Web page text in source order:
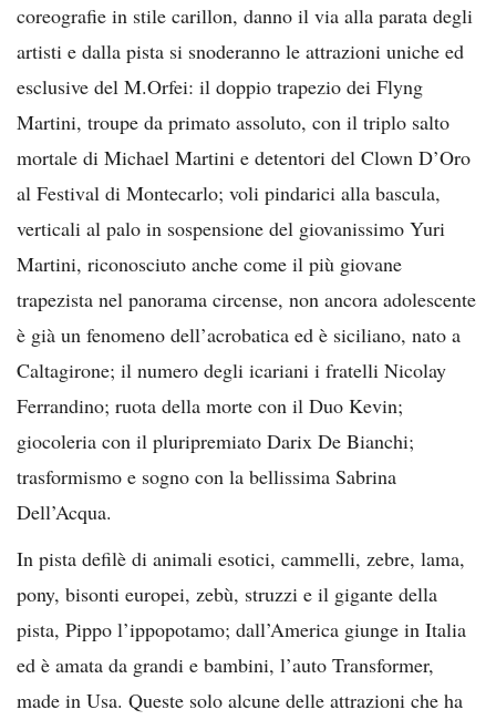
coreografie in stile carillon, danno il via alla parata degli
artisti e dalla pista si snoderanno le attrazioni uniche ed
esclusive del M.Orfei: il doppio trapezio dei Flyng
Martini, troupe da primato assoluto, con il triplo salto
mortale di Michael Martini e detentori del Clown D’Oro
al Festival di Montecarlo; voli pindarici alla bascula,
verticali al palo in sospensione del giovanissimo Yuri
Martini, riconosciuto anche come il più giovane
trapezista nel panorama circense, non ancora adolescente
è già un fenomeno dell’acrobatica ed è siciliano, nato a
Caltagirone; il numero degli icariani i fratelli Nicolay
Ferrandino; ruota della morte con il Duo Kevin;
giocoleria con il pluripremiato Darix De Bianchi;
trasformismo e sogno con la bellissima Sabrina
Dell’Acqua.
In pista defilè di animali esotici, cammelli, zebre, lama,
pony, bisonti europei, zebù, struzzi e il gigante della
pista, Pippo l’ippopotamo; dall’America giunge in Italia
ed è amata da grandi e bambini, l’auto Transformer,
made in Usa. Queste solo alcune delle attrazioni che ha